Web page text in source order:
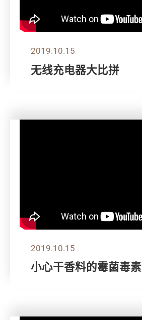
2019.10.15
无线充电器大比拼
2019.10.15
小心干香料的霉菌毒素